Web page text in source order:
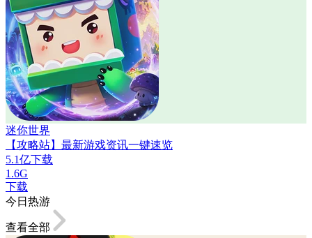
迷你世界
【攻略站】最新游戏资讯一键速览
5.1亿下载
1.6G
下载
今日热游
查看全部